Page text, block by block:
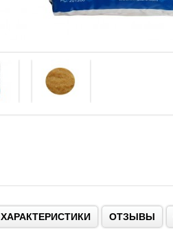
ХАРАКТЕРИСТИКИ ОТЗЫВЫ